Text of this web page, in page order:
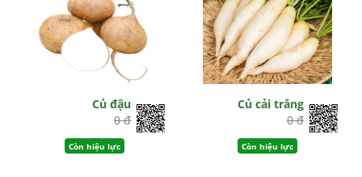
Củ đậu
0 đ
Còn hiệu lực
Củ cải trắng
0 đ
Còn hiệu lực